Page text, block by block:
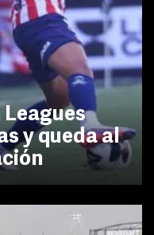
Leagues
y queda al